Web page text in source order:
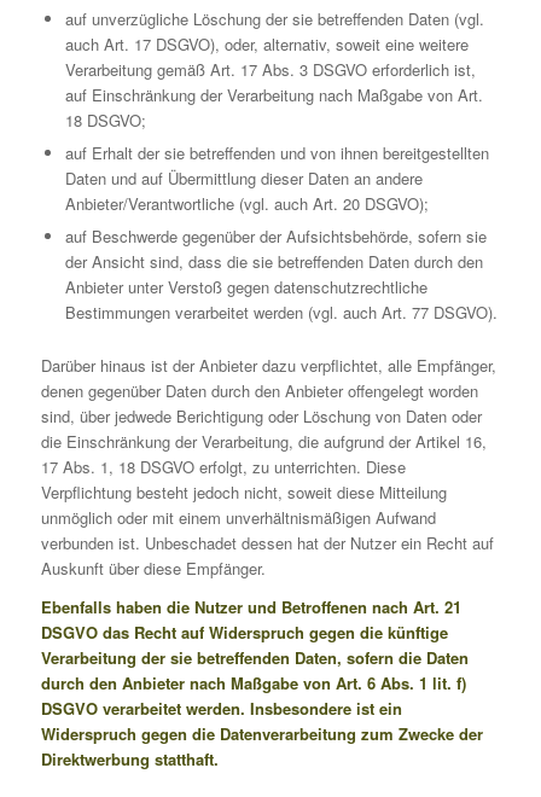
auf unverzügliche Löschung der sie betreffenden Daten (vgl.
auch Art. 17 DSGVO), oder, alternativ, soweit eine weitere
Verarbeitung gemäß Art. 17 Abs. 3 DSGVO erforderlich ist,
auf Einschränkung der Verarbeitung nach Maßgabe von Art.
18 DSGVO;
auf Erhalt der sie betreffenden und von ihnen bereitgestellten
Daten und auf Übermittlung dieser Daten an andere
Anbieter/Verantwortliche (vgl. auch Art. 20 DSGVO);
auf Beschwerde gegenüber der Aufsichtsbehörde, sofern sie
der Ansicht sind, dass die sie betreffenden Daten durch den
Anbieter unter Verstoß gegen datenschutzrechtliche
Bestimmungen verarbeitet werden (vgl. auch Art. 77 DSGVO).
Darüber hinaus ist der Anbieter dazu verpflichtet, alle Empfänger,
denen gegenüber Daten durch den Anbieter offengelegt worden
sind, über jedwede Berichtigung oder Löschung von Daten oder
die Einschränkung der Verarbeitung, die aufgrund der Artikel 16,
17 Abs. 1, 18 DSGVO erfolgt, zu unterrichten. Diese
Verpflichtung besteht jedoch nicht, soweit diese Mitteilung
unmöglich oder mit einem unverhältnismäßigen Aufwand
verbunden ist. Unbeschadet dessen hat der Nutzer ein Recht auf
Auskunft über diese Empfänger.
Ebenfalls haben die Nutzer und Betroffenen nach Art. 21
DSGVO das Recht auf Widerspruch gegen die künftige
Verarbeitung der sie betreffenden Daten, sofern die Daten
durch den Anbieter nach Maßgabe von Art. 6 Abs. 1 lit. f)
DSGVO verarbeitet werden. Insbesondere ist ein
Widerspruch gegen die Datenverarbeitung zum Zwecke der
Direktwerbung statthaft.